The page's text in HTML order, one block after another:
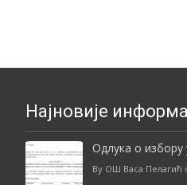
Најновије
Одлука о избору
By ОШ Васа Пелагић